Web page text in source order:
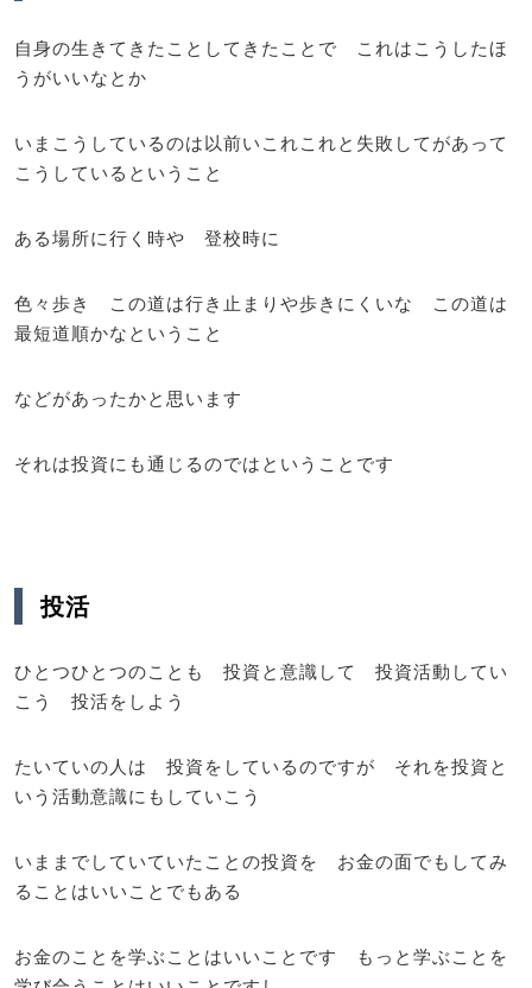
自身の生きてきたことしてきたことで これはこうしたほ
うがいいなとか
いまこうしているのは以前いこれこれと失敗してがあって
こうしているということ
ある場所に行く時や 登校時に
色々歩き この道は行き止まりや歩きにくいな この道は
最短道順かなということ
などがあったかと思います
それは投資にも通じるのではということです
投活
ひとつひとつのことも 投資と意識して 投資活動してい
こう 投活をしよう
たいていの人は 投資をしているのですが それを投資と
いう活動意識にもしていこう
いままでしていていたことの投資を お金の面でもしてみ
ることはいいことでもある
お金のことを学ぶことはいいことです もっと学ぶことを